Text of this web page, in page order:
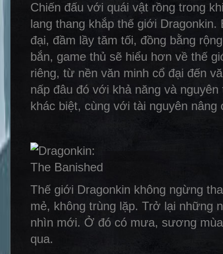
Chiến đấu với quái vật rồng trong
lang thang khắp thế giới
đại, đầm lầy tăm tối, đồng bằng
bắn, game thủ sẽ hiểu hơn về thế
riêng, từ nền văn minh cổ đại đến
nấp đâu đó với khả năng và
khác biệt, cùng với tài nguyên nâng
Thế giới Dragonkin không ngừng
mẻ, không trùng lặp. Trở lại những
nhìn mới. Ở đó có mưa, sương
qua.